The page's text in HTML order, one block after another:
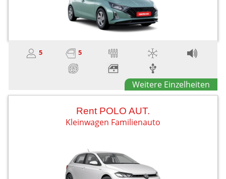
5 5
Weitere Einzelheiten
Rent POLO AUT.
Kleinwagen Familienauto